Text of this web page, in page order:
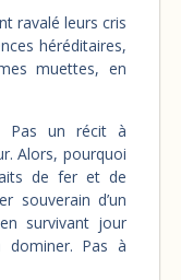
ravalé leurs cris
héréditaires,
muettes, en
Pas un récit à
Alors, pourquoi
de fer et de
souverain d’un
survivant jour
Pas à